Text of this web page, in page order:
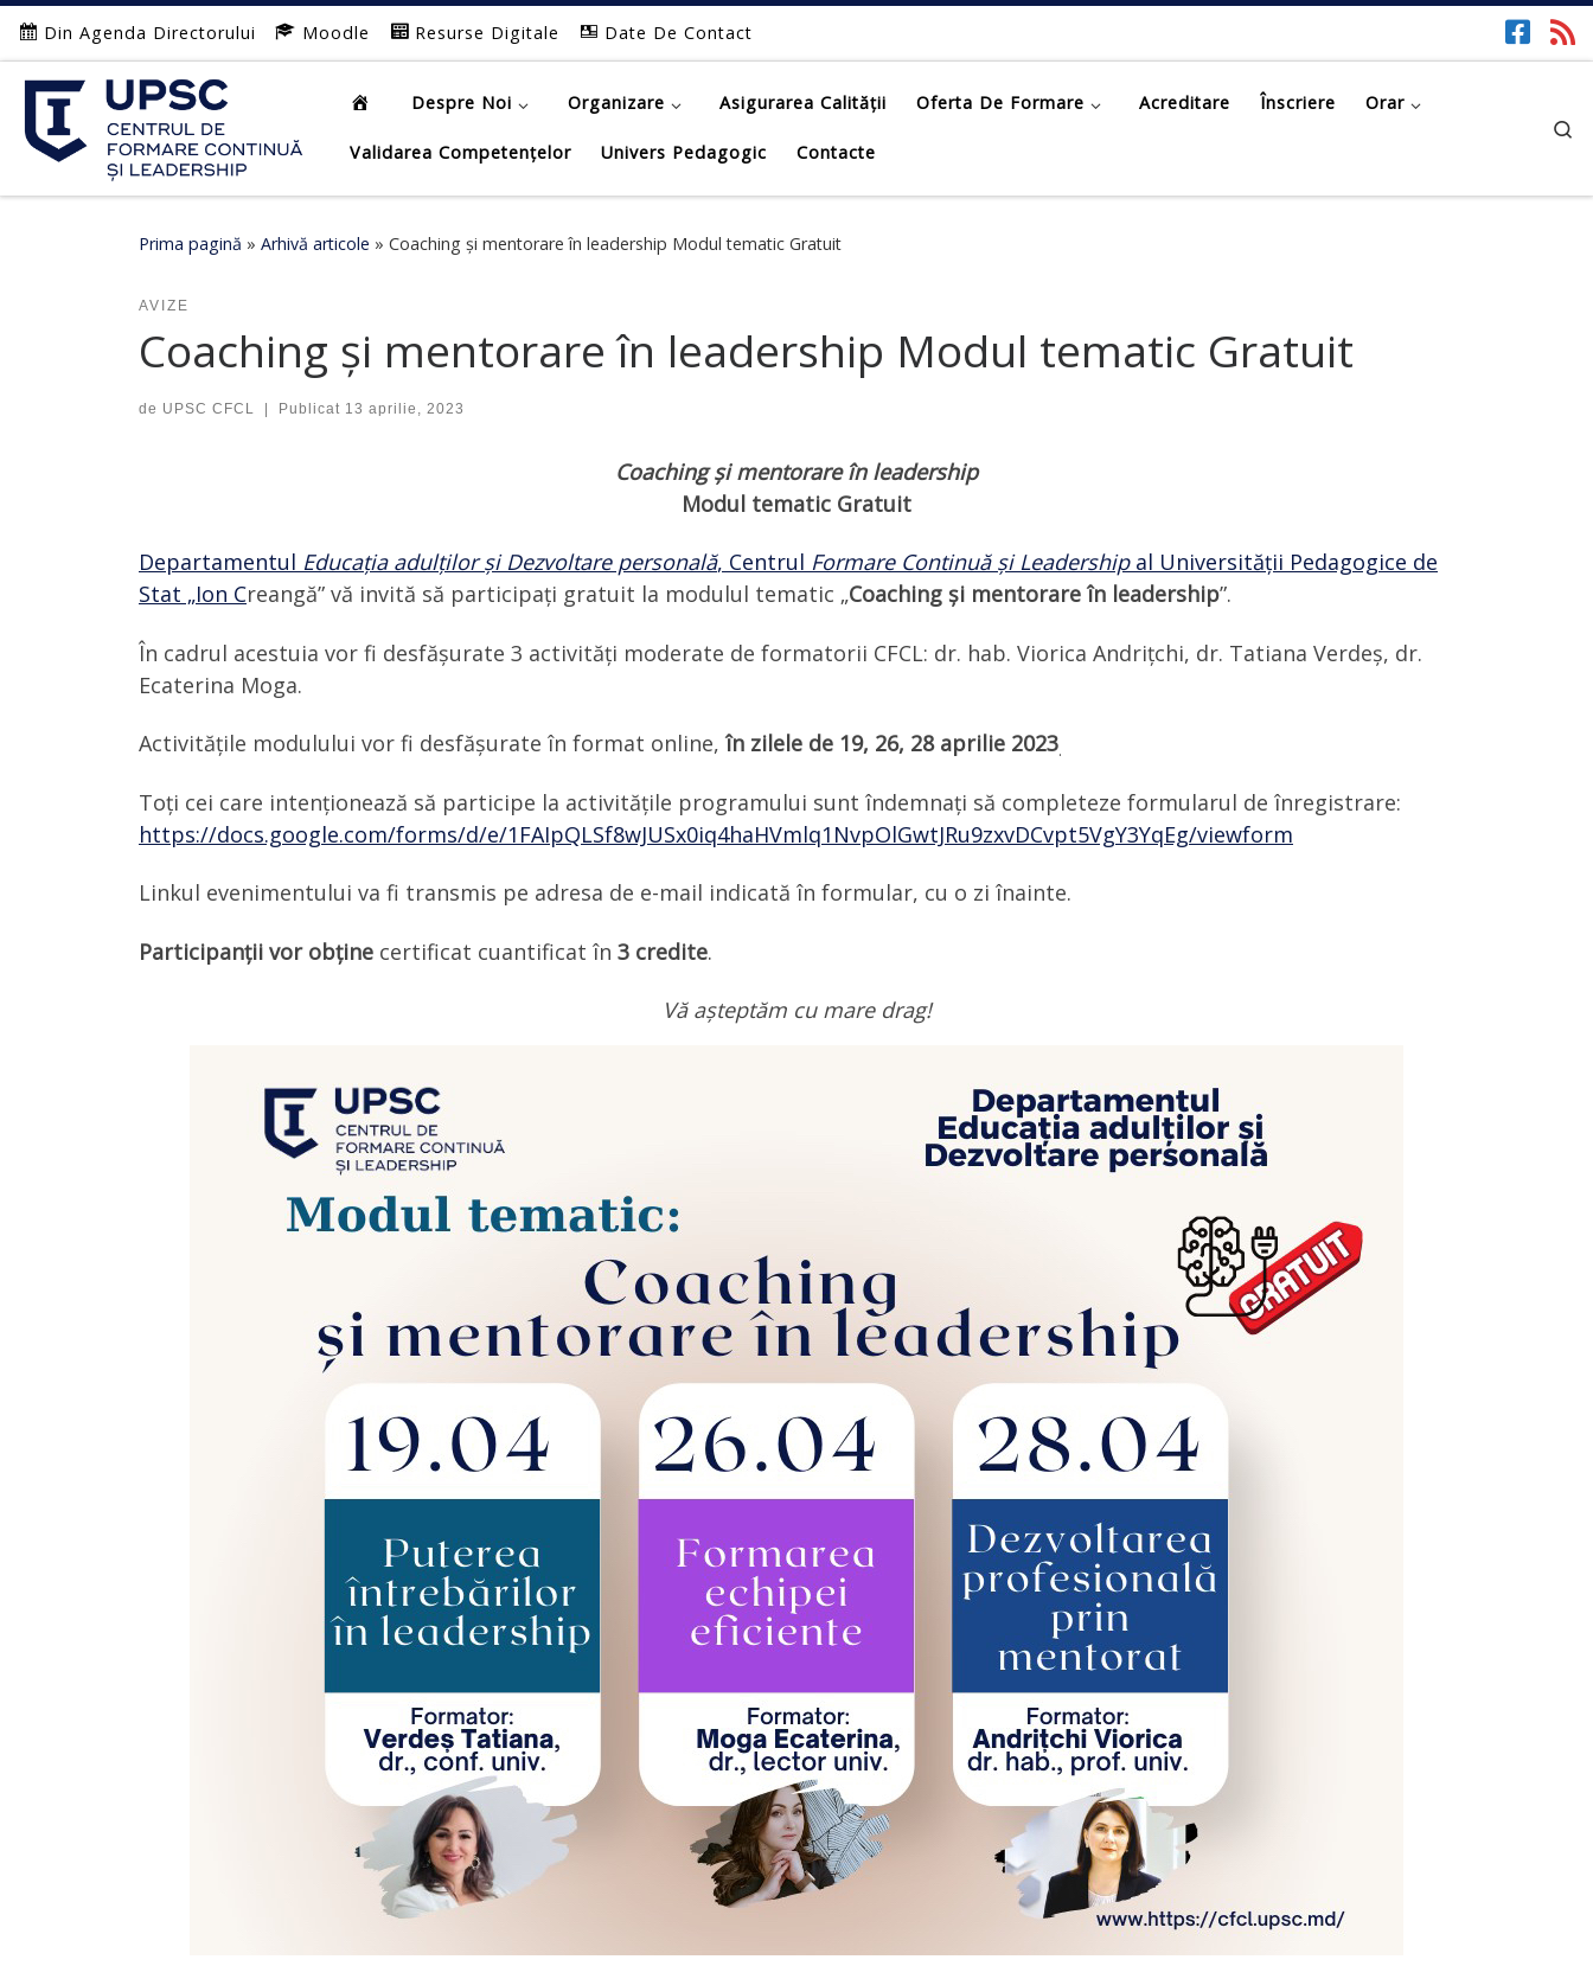
Afișează întregul conținut
Din Agenda Directorului Moodle Resurse Digitale Date De Contact
Despre Noi Organizare Asigurarea Calității Oferta De Formare Acreditare Înscriere Orar
Validarea Competențelor Univers Pedagogic Contacte
Prima pagină » Arhivă articole » Coaching și mentorare în leadership Modul tematic Gratuit
AVIZE
Coaching și mentorare în leadership Modul tematic Gratuit
de UPSC CFCL | Publicat 13 aprilie, 2023
Coaching și mentorare în leadership
Modul tematic Gratuit
Departamentul Educația adulților și Dezvoltare personală, Centrul Formare Continuă și Leadershipal Universității Pedagogice de
Stat „Ion Creangă” vă invită să participați gratuit la modulul tematic „Coaching și mentorare în leadership”.
În cadrul acestuia vor fi desfășurate 3 activități moderate de formatorii CFCL: dr. hab. Viorica Andrițchi, dr. Tatiana Verdeș, dr.
Ecaterina Moga.
Activitățile modulului vor fi desfășurate în format online,în zilele de 19, 26, 28 aprilie 2023.
Toți cei care intenționează să participe la activitățile programului sunt îndemnați să completeze formularul de înregistrare:
https://docs.google.com/forms/d/e/1FAIpQLSf8wJUSx0iq4haHVmlq1NvpOlGwtJRu9zxvDCvpt5VgY3YqEg/viewform
Linkul evenimentului va fi transmis pe adresa de e-mail indicată în formular, cu o zi înainte.
Participanții vor obține certificat cuantificat în 3 credite.
Vă așteptăm cu mare drag!